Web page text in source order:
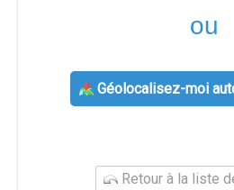
ou
Géolocalisez-moi
Retour à la liste